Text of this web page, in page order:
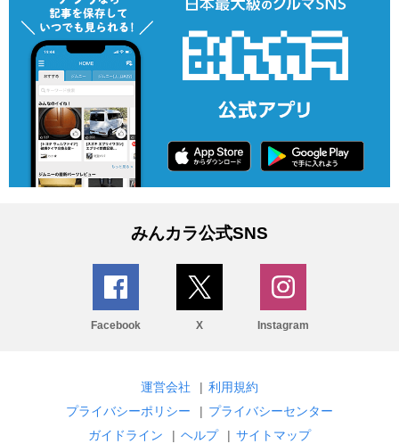
みんカラ公式SNS
Facebook X Instagram
運営会社 | 利用規約
プライバシーポリシー
| プライバシーセンター
ガイドライン
| ヘルプ | サイトマップ